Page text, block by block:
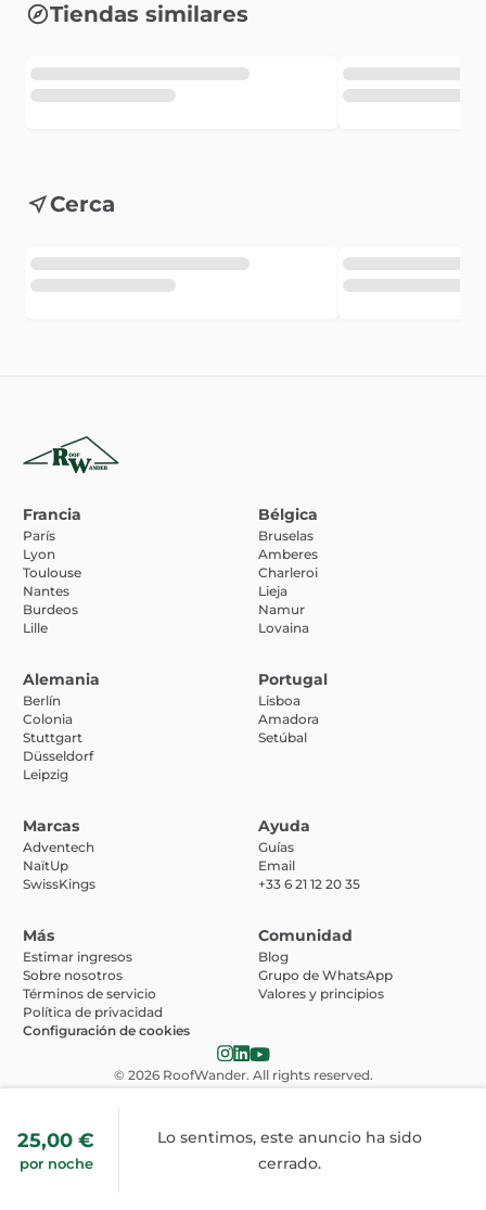
25,00 €
por noche
Lo sentimos, este anuncio ha sido
cerrado.
Tiendas similares
Cerca
© 2026 RoofWander. All rights reserved.
Francia
París
Lyon
Toulouse
Nantes
Burdeos
Lille
Bélgica
Bruselas
Amberes
Charleroi
Lieja
Namur
Lovaina
Alemania
Berlín
Colonia
Stuttgart
Düsseldorf
Leipzig
Portugal
Lisboa
Amadora
Setúbal
Marcas
Adventech
NaïtUp
SwissKings
Ayuda
Guías
Email
+33 6 21 12 20 35
Más
Estimar ingresos
Sobre nosotros
Términos de servicio
Política de privacidad
Configuración de cookies
Comunidad
Blog
Grupo de WhatsApp
Valores y principios